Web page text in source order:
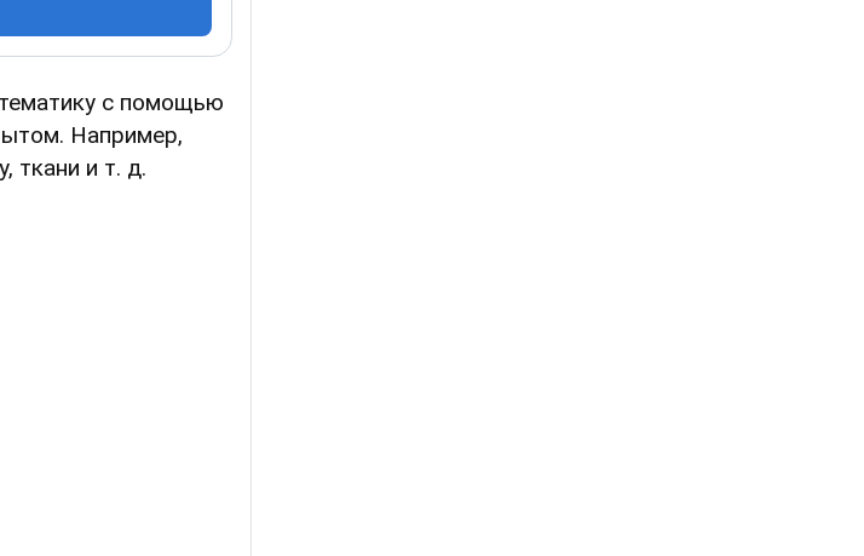
с помощью
Например,
ткани и т. д.